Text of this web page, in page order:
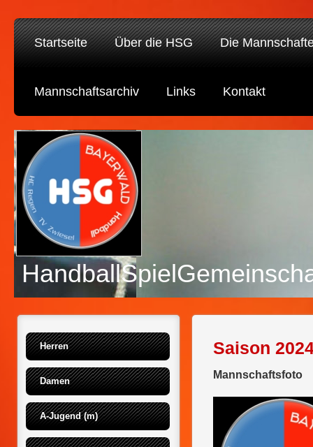
Startseite Über die HSG Die
Mannschaftsarchiv Links Kontakt
Herren
Damen
A-Jugend (m)
Saison
Mannschaftsfoto